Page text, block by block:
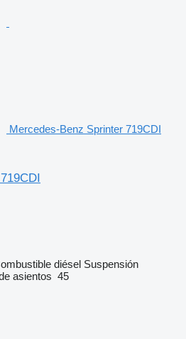
Mercedes-Benz Sprinter 719CDI
diésel Suspensión
asientos 45